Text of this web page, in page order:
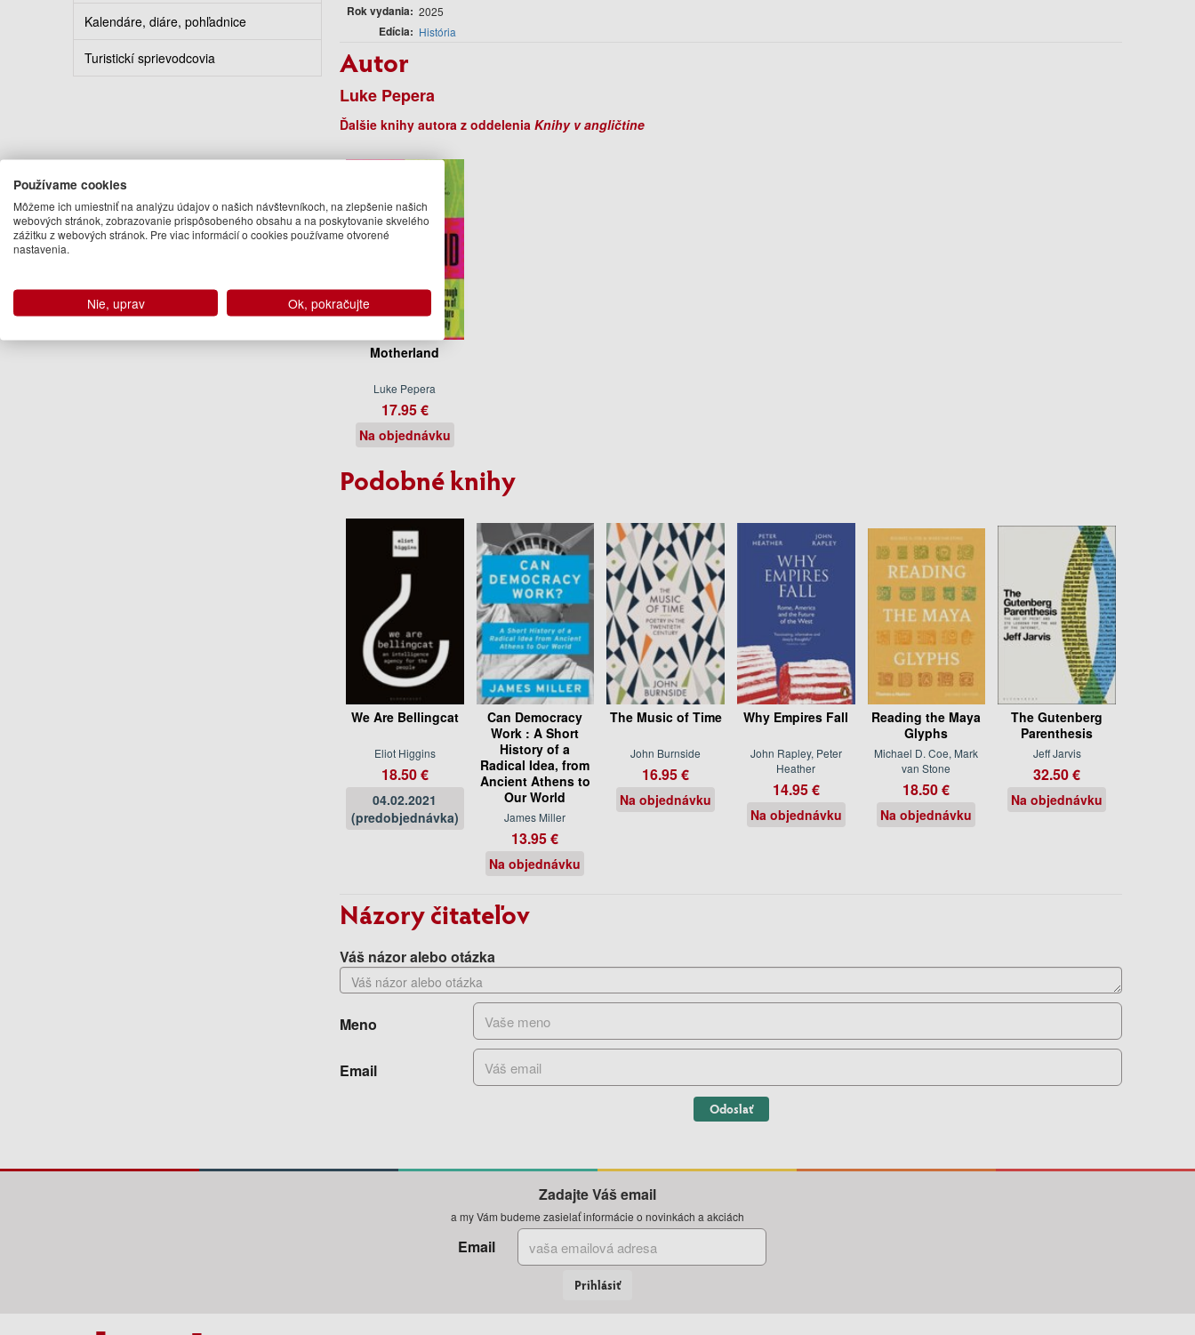
Kalendáre, diáre, pohľadnice
Turistickí sprievodcovia
Rok vydania 2025
Edícia História
Autor
Luke Pepera
Ďalšie knihy autora z oddelenia Knihy v angličtine
Motherland
Luke Pepera
17.95 €
Na objednávku
Podobné knihy
We Are Bellingcat
Eliot Higgins
18.50 €
04.02.2021
(predobjednávka)
Can Democracy
Work : A Short
History of a
Radical Idea, from
Ancient Athens to
Our World
James Miller
13.95 €
Na objednávku
The Music of Time
John Burnside
16.95 €
Na objednávku
Why Empires Fall
John Rapley, Peter
Heather
14.95 €
Na objednávku
Reading the Maya
Glyphs
Michael D. Coe, Mark
van Stone
18.50 €
Na objednávku
The Gutenberg
Parenthesis
Jeff Jarvis
32.50 €
Na objednávku
Názory čitateľov
Váš názor alebo otázka
Meno
Email
Odoslať
Zadajte Váš email
a my Vám budeme zasielať informácie o novinkách a akciách
Email
Prihlásiť
Používame cookies
Môžeme ich umiestniť na analýzu údajov o našich návštevníkoch, na zlepšenie našich
webových stránok, zobrazovanie prispôsobeného obsahu a na poskytovanie skvelého
zážitku z webových stránok. Pre viac informácií o cookies používame otvorené
nastavenia.
Nie, uprav Ok, pokračujte